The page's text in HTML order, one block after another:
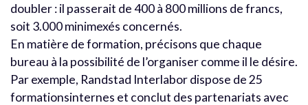
doubler : il passerait de 400 à 800 millions de francs,
soit 3.000 minimexés concernés.
En matière de formation, précisons que chaque
bureau à la possibilité de l’organiser comme il le désire.
Par exemple, Randstad Interlabor dispose de 25
formationsinternes et conclut des partenariats avec